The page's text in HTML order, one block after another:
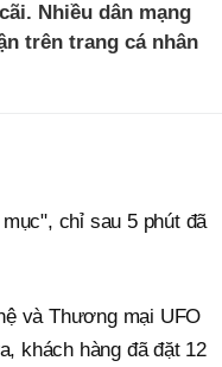
Nhiều dân mạng
trên trang cá nhân
chỉ sau 5 phút đã
và Thương mại UFO
khách hàng đã đặt 12